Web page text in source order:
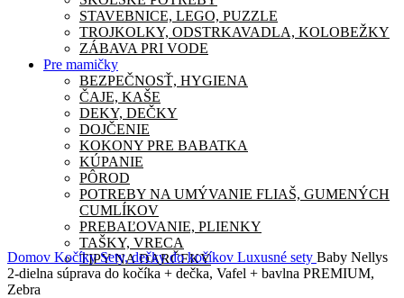
STAVEBNICE, LEGO, PUZZLE
TROJKOLKY, ODSTRKAVADLA, KOLOBEŽKY
ZÁBAVA PRI VODE
Pre mamičky
BEZPEČNOSŤ, HYGIENA
ČAJE, KAŠE
DEKY, DEČKY
DOJČENIE
KOKONY PRE BABATKA
KÚPANIE
PÔROD
POTREBY NA UMÝVANIE FLIAŠ, GUMENÝCH
CUMLÍKOV
PREBAĽOVANIE, PLIENKY
TAŠKY, VRECA
TIPY NA DARČEKY
Domov KočíkySety, dečky do kočíkov Luxusné sety Baby Nellys
2-dielna súprava do kočíka + dečka, Vafel + bavlna PREMIUM,
Zebra